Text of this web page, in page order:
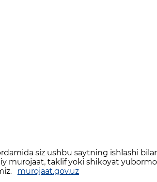
siz ushbu saytning ishlashi
murojaat, taklif yoki shikoyat
murojaat.gov.uz